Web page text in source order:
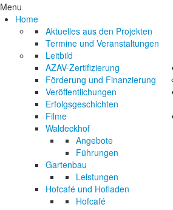
Menu
Home
Aktuelles aus den Projekten
Termine und Veranstaltungen
Leitbild
AZAV-Zertifizierung
Förderung und Finanzierung
Veröffentlichungen
Erfolgsgeschichten
Filme
Waldeckhof
Angebote
Führungen
Gartenbau
Leistungen
Hofcafé und Hofladen
Hofcafé